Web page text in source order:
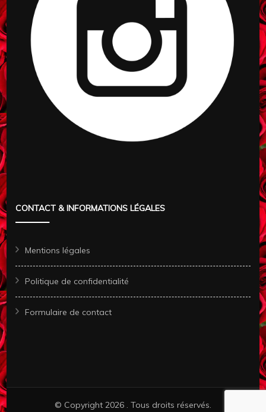
CONTACT & INFORMATIONS LÉGALES
Mentions légales
Politique de confidentialité
Formulaire de contact
© Copyright 2026 . Tous droits réservés.